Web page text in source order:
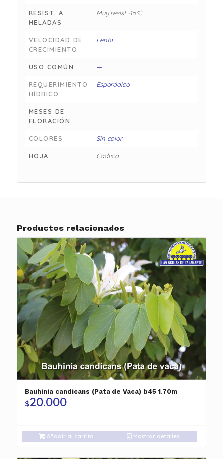
RESIST. A
HELADAS
Muy resist -15°C
VELOCIDAD DE
CRECIMIENTO
Lento
USO COMÚN —
REQUERIMIENTO
HÍDRICO
Esporádico
MESES DE
FLORACIÓN
—
COLORES Sin color
HOJA Caduca
Productos relacionados
Bauhinia candicans (Pata de Vaca) b45 1.70m
$20.000
Añadir al carrito Mostrar detalles